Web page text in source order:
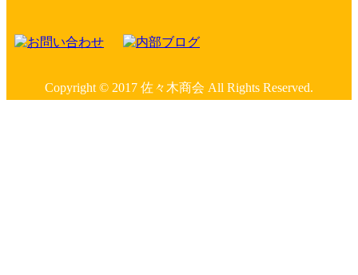
Copyright © 2017 佐々木商会 All Rights Reserved.